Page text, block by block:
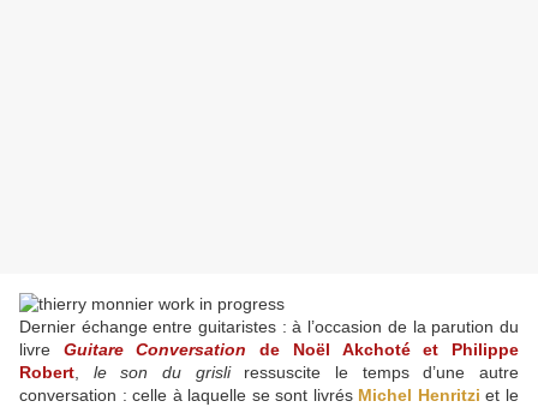
Dernier échange entre guitaristes : à l’occasion de la parution du
livre Guitare Conversation de Noël Akchoté et Philippe
Robert
le son du grisliressuscite le temps d’une autre
conversation : celle à laquelle se sont livrés Michel Henritzi et le